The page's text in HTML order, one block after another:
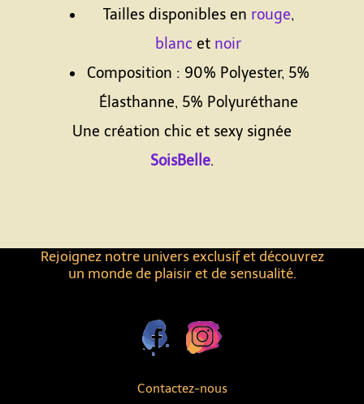
Contactez-nous
Rejoignez notre univers exclusif et découvrez
un monde de plaisir et de sensualité.
Tailles disponibles en rouge,
blanc et noir
Composition : 90% Polyester, 5%
Élasthanne, 5% Polyuréthane
Une création chic et sexy signée
SoisBelle.